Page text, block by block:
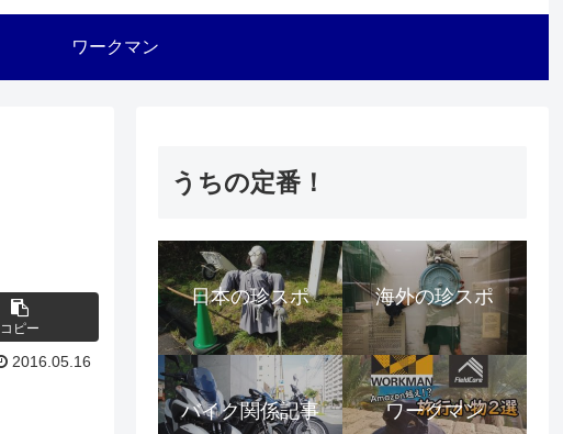
ワークマン
コピー
2016.05.16
うちの定番！
日本の珍スポ 海外の珍スポ
バイク関係記事 ワークマン